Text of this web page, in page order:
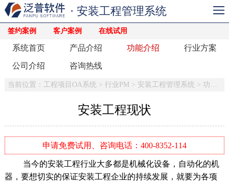
签约案例 客户案例 在线试用
· 安装工程管理系统
系统首页 产品介绍 功能介绍 行业方案
公司介绍 咨询热线
当前位置： 工程项目OA系统 > 行业PM> 安装工程管理系统 > 功能介绍
安装工程现状
申请免费试用、咨询电话：400-8352-114
当今的安装工程行业大多都是机械化设备，自动化的机
器，要想切实的保证安装工程企业的持续发展，就要为各项